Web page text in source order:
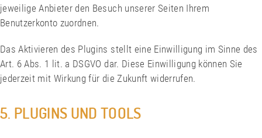
jeweilige Anbieter den Besuch unserer Seiten Ihrem
Benutzerkonto zuordnen.
Das Aktivieren des Plugins stellt eine Einwilligung im Sinne des
Art. 6 Abs. 1 lit. a DSGVO dar. Diese Einwilligung können Sie
jederzeit mit Wirkung für die Zukunft widerrufen.
5. PLUGINS UND TOOLS